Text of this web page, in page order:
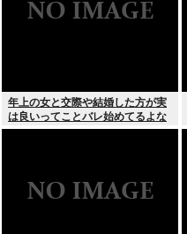
年上の女と交際や結婚した方が実
は良いってことバレ始めてるよな